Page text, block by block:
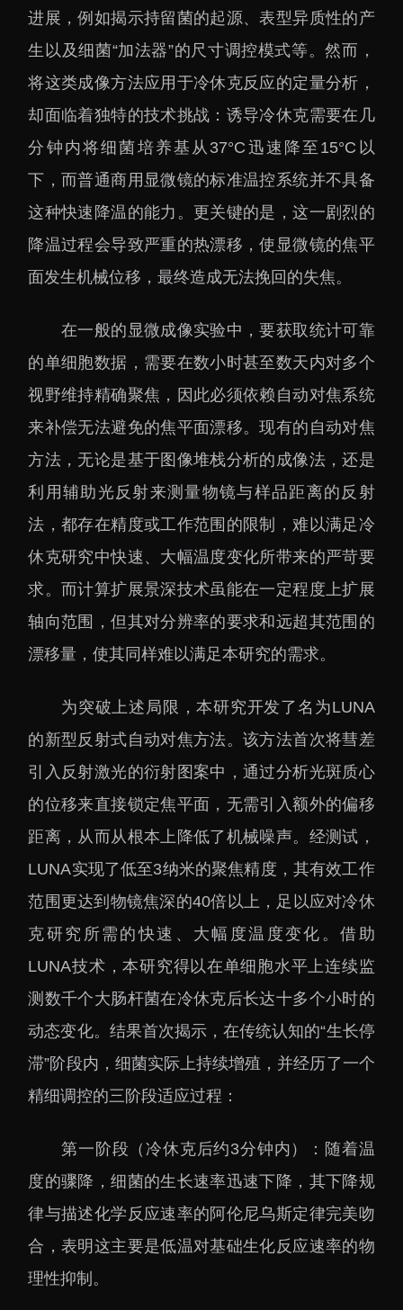
党建工作
群团工作
树立和践行正确政绩观
学习教育
传承和弘扬科学家精神
我为群众办实事
国家高性能医疗器械创
国家生物制造产业创新
中心
深港脑科学创新研究院
深圳合成生物学创新研
深圳先进电子材料国际
创新研究院
深圳脑解析与脑模拟重
大科技基础设施
深圳合成生物研究重大
科技基础设施
中欧创新医药与健康研
究中心
进展，例如揭示持留菌的起源、表型异质性的产
生以及细菌“加法器”的尺寸调控模式等。然而，
将这类成像方法应用于冷休克反应的定量分析，
却面临着独特的技术挑战：诱导冷休克需要在几
分钟内将细菌培养基从37°C迅速降至15°C以
下，而普通商用显微镜的标准温控系统并不具备
这种快速降温的能力。更关键的是，这一剧烈的
降温过程会导致严重的热漂移，使显微镜的焦平
面发生机械位移，最终造成无法挽回的失焦。
在一般的显微成像实验中，要获取统计可靠
的单细胞数据，需要在数小时甚至数天内对多个
视野维持精确聚焦，因此必须依赖自动对焦系统
来补偿无法避免的焦平面漂移。现有的自动对焦
方法，无论是基于图像堆栈分析的成像法，还是
利用辅助光反射来测量物镜与样品距离的反射
法，都存在精度或工作范围的限制，难以满足冷
休克研究中快速、大幅温度变化所带来的严苛要
求。而计算扩展景深技术虽能在一定程度上扩展
轴向范围，但其对分辨率的要求和远超其范围的
漂移量，使其同样难以满足本研究的需求。
为突破上述局限，本研究开发了名为LUNA
的新型反射式自动对焦方法。该方法首次将彗差
引入反射激光的衍射图案中，通过分析光斑质心
的位移来直接锁定焦平面，无需引入额外的偏移
距离，从而从根本上降低了机械噪声。经测试，
LUNA实现了低至3纳米的聚焦精度，其有效工作
范围更达到物镜焦深的40倍以上，足以应对冷休
克研究所需的快速、大幅度温度变化。借助
LUNA技术，本研究得以在单细胞水平上连续监
测数千个大肠杆菌在冷休克后长达十多个小时的
动态变化。结果首次揭示，在传统认知的“生长停
滞”阶段内，细菌实际上持续增殖，并经历了一个
精细调控的三阶段适应过程：
第一阶段（冷休克后约3分钟内）：随着温
度的骤降，细菌的生长速率迅速下降，其下降规
律与描述化学反应速率的阿伦尼乌斯定律完美吻
合，表明这主要是低温对基础生化反应速率的物
理性抑制。